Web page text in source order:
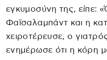
εγκυμοσύνη της, είπε:
Φαϊσαλαμπάντ και η
χειροτέρευσε, ο
ενημέρωσε ότι η κόρη